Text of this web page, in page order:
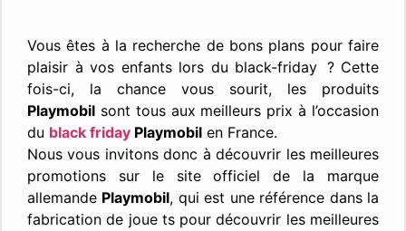
Vous êtes à la recherche de bons plans pour faire
plaisir à vos enfants lors du black-friday ? Cette
fois-ci, la chance vous sourit, les produits
Playmobil sont tous aux meilleurs prix à l’occasion
du black friday Playmobil en France.
Nous vous invitons donc à découvrir les meilleures
promotions sur le site officiel de la marque
allemande Playmobil, qui est une référence dans la
fabrication de joue ts pour découvrir les meilleures